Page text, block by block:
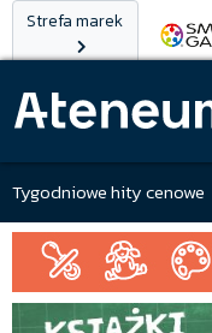
Strefa marek
Tygodniowe hity cenowe